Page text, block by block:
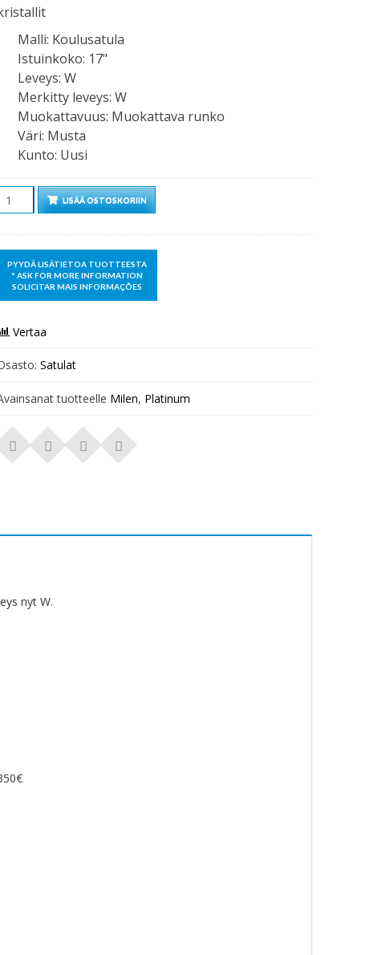
Malli: Koulusatula
Istuinkoko: 17"
Leveys: W
Merkitty leveys: W
Muokattavuus: Muokattava runko
Väri: Musta
Kunto: Uusi
Määrä LISÄÄ OSTOSKORIIN
Vertaa
Satulat
tuotteelle Milen, Platinum
nyt W.